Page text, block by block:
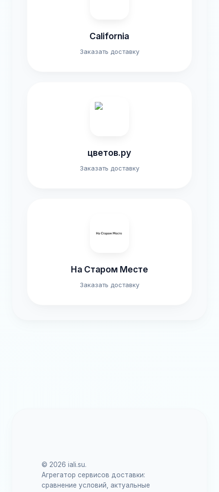
California
Заказать доставку
цветов.ру
Заказать доставку
На Старом Месте
Заказать доставку
© 2026 iali.su.
Агрегатор сервисов доставки:
сравнение условий, актуальные